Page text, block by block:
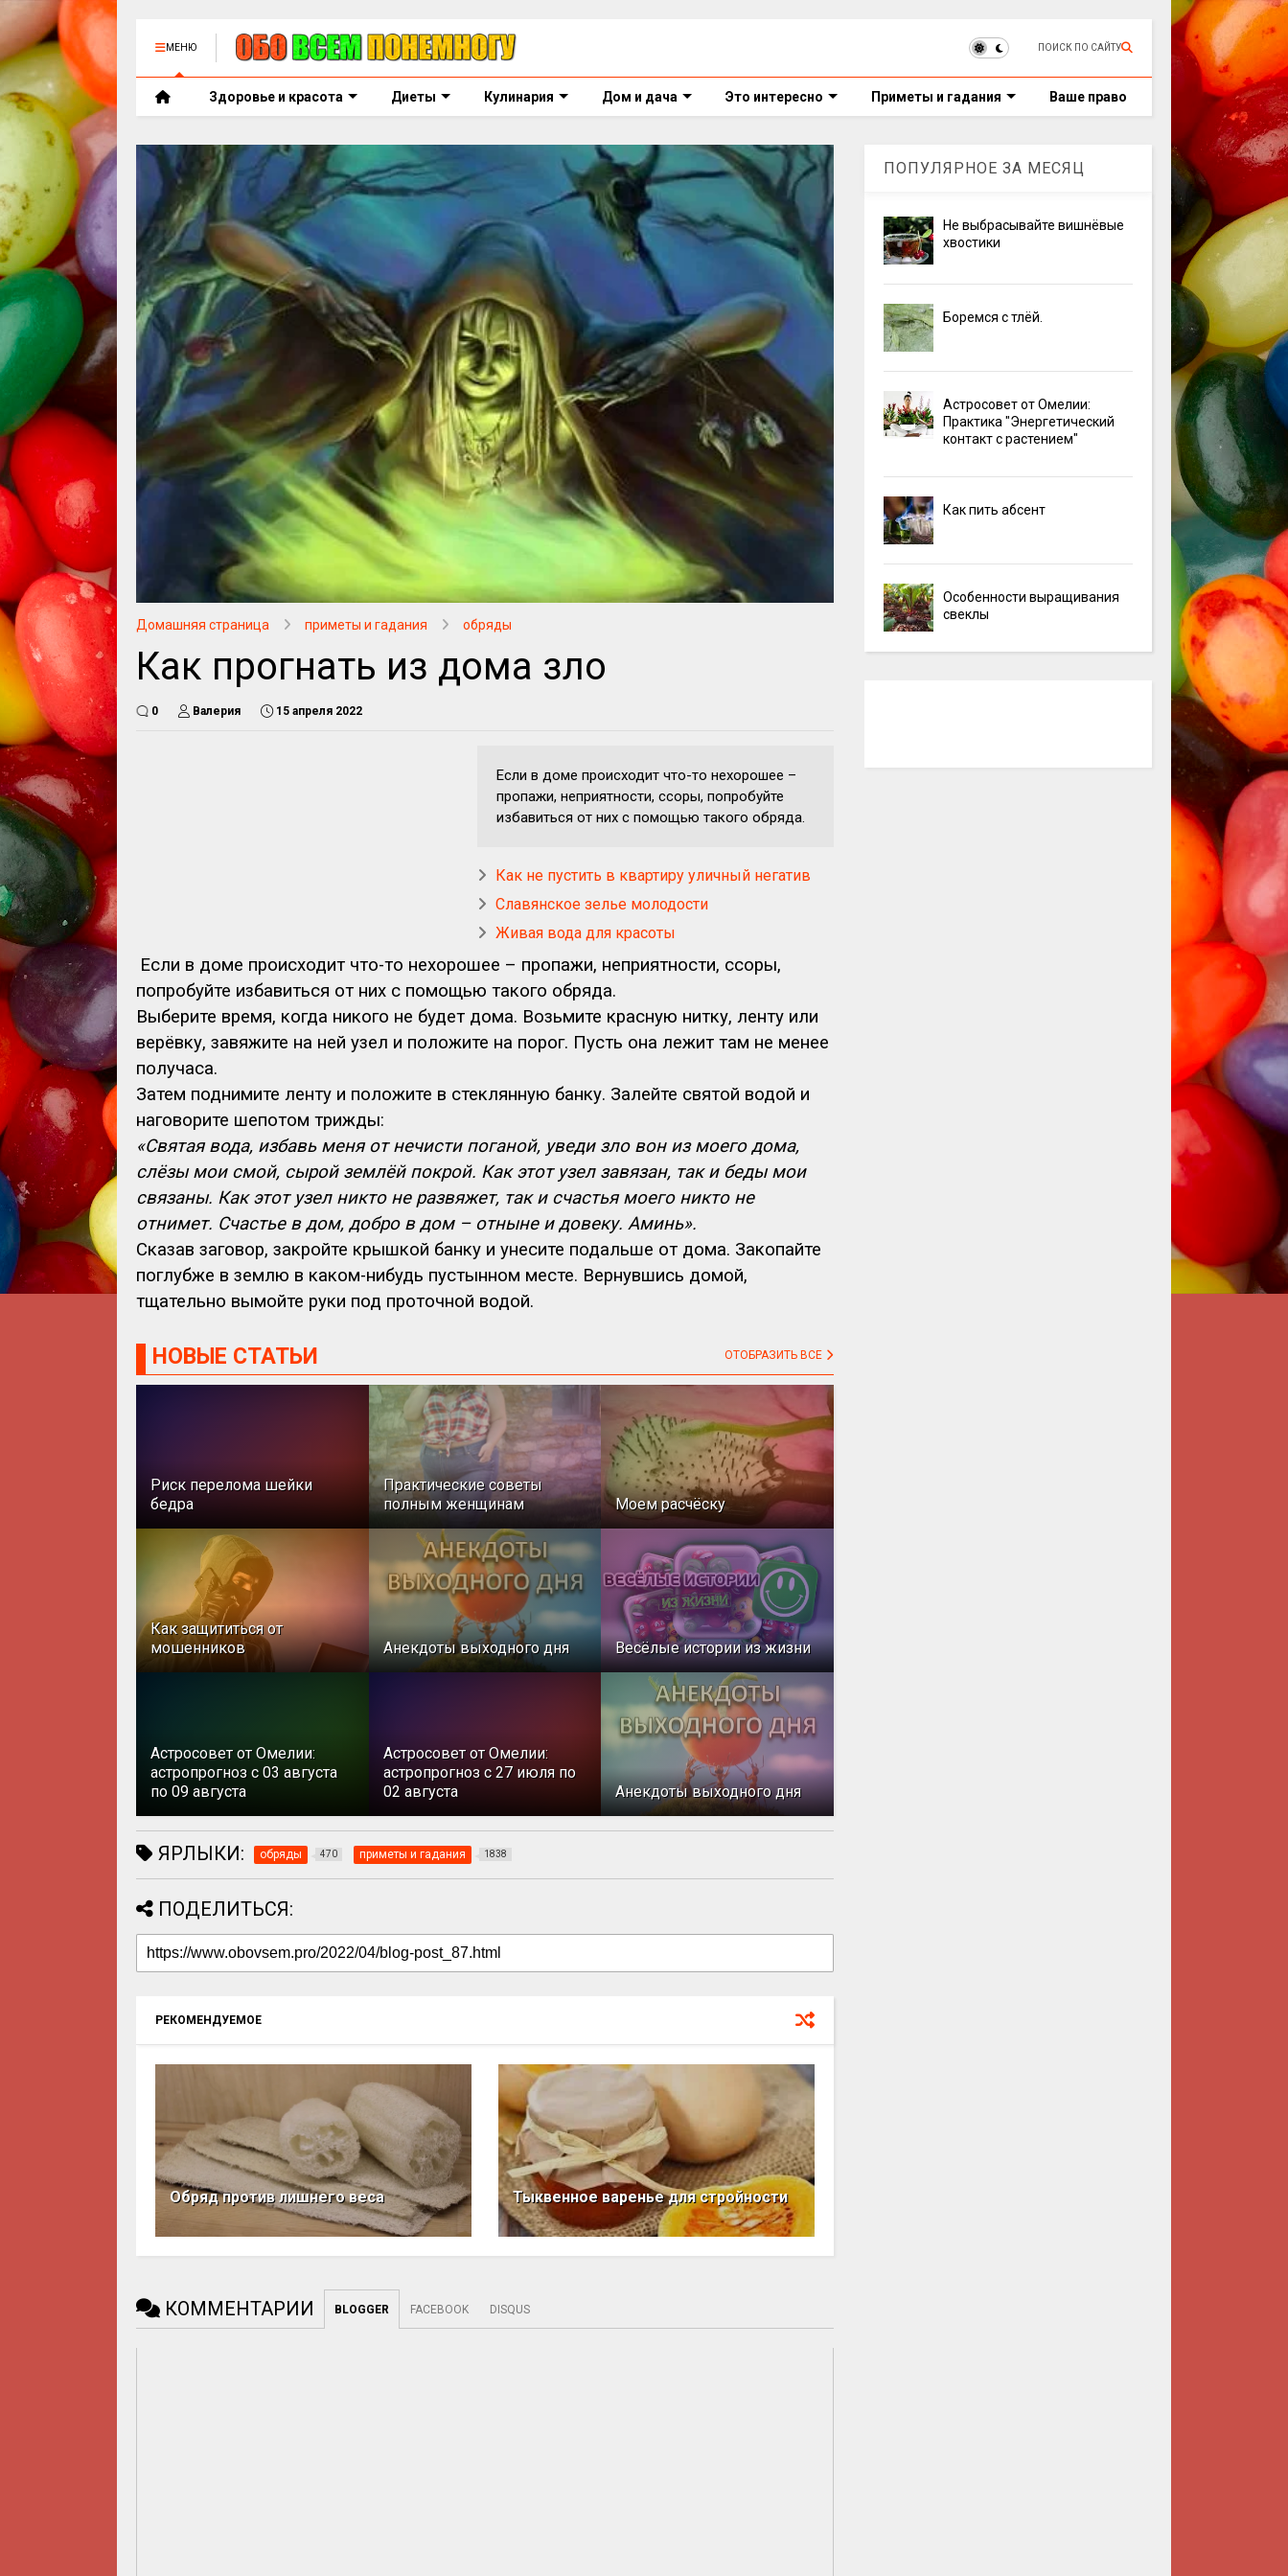
МЕНЮ ПОИСК ПО САЙТУ
Здоровье и красота Диеты Кулинария Дом и дача Это интересно Приметы и гадания Ваше право
Домашняя страница приметы и гадания обряды
Как прогнать из дома зло
0 Валерия 15 апреля 2022
Если в доме происходит что-то нехорошее –
пропажи, неприятности, ссоры, попробуйте
избавиться от них с помощью такого обряда.
Как не пустить в квартиру уличный негатив
Славянское зелье молодости
Живая вода для красоты
Если в доме происходит что-то нехорошее – пропажи, неприятности, ссоры,
попробуйте избавиться от них с помощью такого обряда.
Выберите время, когда никого не будет дома. Возьмите красную нитку, ленту или
верёвку, завяжите на ней узел и положите на порог. Пусть она лежит там не менее
получаса.
Затем поднимите ленту и положите в стеклянную банку. Залейте святой водой и
наговорите шепотом трижды:
«Святая вода, избавь меня от нечисти поганой, уведи зло вон из моего дома,
слёзы мои смой, сырой землёй покрой. Как этот узел завязан, так и беды мои
связаны. Как этот узел никто не развяжет, так и счастья моего никто не
отнимет. Счастье в дом, добро в дом – отныне и довеку. Аминь».
Сказав заговор, закройте крышкой банку и унесите подальше от дома. Закопайте
поглубже в землю в каком-нибудь пустынном месте. Вернувшись домой,
тщательно вымойте руки под проточной водой.
НОВЫЕ СТАТЬИ ОТОБРАЗИТЬ ВСЕ
Риск перелома шейки
бедра
Практические советы
полным женщинам
Моем расчёску
Как защититься от
мошенников
Анекдоты выходного дня Весёлые истории из жизни
Астросовет от Омелии:
астропрогноз с 03 августа
по 09 августа
Астросовет от Омелии:
астропрогноз с 27 июля по
02 августа
Анекдоты выходного дня
ЯРЛЫКИ: обряды 470 приметы и гадания 1838
ПОДЕЛИТЬСЯ:
РЕКОМЕНДУЕМОЕ
Обряд против лишнего веса Тыквенное варенье для стройности
КОММЕНТАРИИ BLOGGER FACEBOOK DISQUS
ПОПУЛЯРНОЕ ЗА МЕСЯЦ
Не выбрасывайте вишнёвые
хвостики
Боремся с тлёй.
Астросовет от Омелии:
Практика "Энергетический
контакт с растением"
Как пить абсент
Особенности выращивания
свеклы